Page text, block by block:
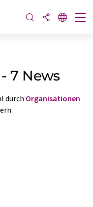
7 News
durch Organisationen